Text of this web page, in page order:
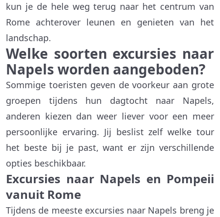
kun je de hele weg terug naar het centrum van
Rome achterover leunen en genieten van het
landschap.
Welke soorten excursies naar
Napels worden aangeboden?
Sommige toeristen geven de voorkeur aan grote
groepen tijdens hun dagtocht naar Napels,
anderen kiezen dan weer liever voor een meer
persoonlijke ervaring. Jij beslist zelf welke tour
het beste bij je past, want er zijn verschillende
opties beschikbaar.
Excursies naar Napels en Pompeii
vanuit Rome
Tijdens de meeste excursies naar Napels breng je